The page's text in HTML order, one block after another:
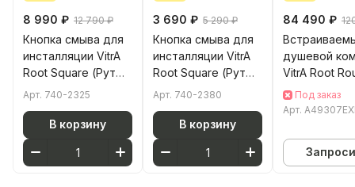
8 990 ₽ 12 790 ₽
Кнопка смыва для
инсталляции VitrA
Root Square (Рут
Скуэр) 740-2325
золото двойный
смыв
Арт. 740-2325
В корзину
3 690 ₽ 5 290 ₽
Кнопка смыва для
инсталляции VitrA
Root Square (Рут
Скуэр) 740-2380
двойный смыв
Арт. 740-2380
В корзину
84 490 ₽
душевой
VitrA Root
(Рут Раунд)
A49307EXP с
латунь
Под заказ
Арт.